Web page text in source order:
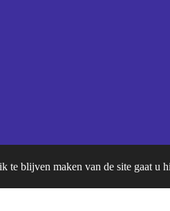
te blijven maken van de site gaat u